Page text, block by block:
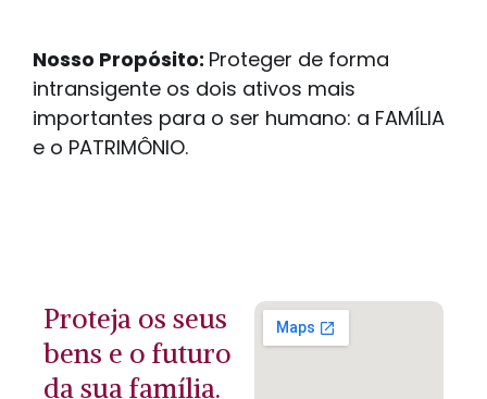
Nosso Propósito: Proteger de forma
intransigente os dois ativos mais
importantes para o ser humano: a FAMÍLIA
e o PATRIMÔNIO.
Proteja os seus
bens e o futuro
da sua família.